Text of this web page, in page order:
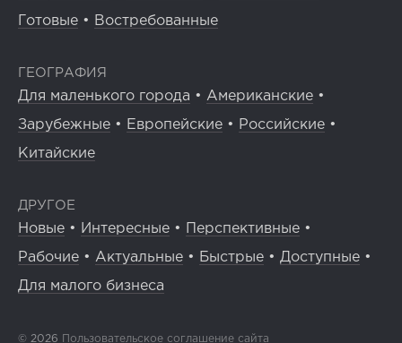
Готовые • Востребованные
ГЕОГРАФИЯ
Для маленького города • Американские •
Зарубежные • Европейские • Российские •
Китайские
ДРУГОЕ
Новые • Интересные • Перспективные •
Рабочие • Актуальные • Быстрые • Доступные •
Для малого бизнеса
© 2026 Пользовательское соглашение сайта